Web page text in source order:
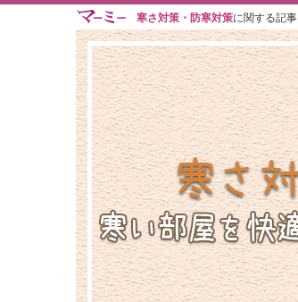
寒さ対策・防寒対策に関する記事